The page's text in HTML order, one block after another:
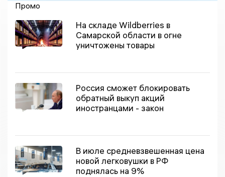
Промо
На складе Wildberries в
Самарской области в огне
уничтожены товары
Россия сможет блокировать
обратный выкуп акций
иностранцами - закон
В июле средневзвешенная цена
новой легковушки в РФ
поднялась на 9%